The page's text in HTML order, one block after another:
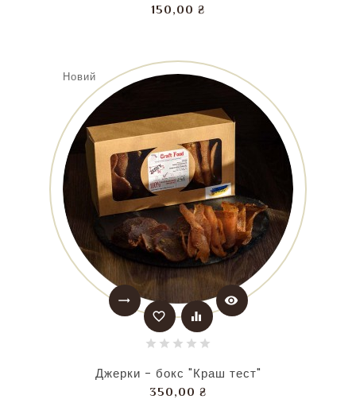
150,00 ₴
Новий
trending_flat
favorite_border
equalizer
visibility
Джерки - бокс "Краш тест"
350,00 ₴